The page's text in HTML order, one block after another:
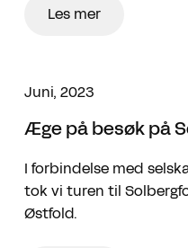
Les mer
Juni, 2023
Æge på besøk på
I forbindelse med
tok vi turen til
Østfold.